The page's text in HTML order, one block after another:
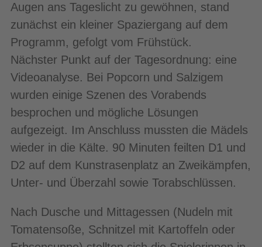
Augen ans Tageslicht zu gewöhnen, stand
zunächst ein kleiner Spaziergang auf dem
Programm, gefolgt vom Frühstück.
Nächster Punkt auf der Tagesordnung: eine
Videoanalyse. Bei Popcorn und Salzigem
wurden einige Szenen des Vorabends
besprochen und mögliche Lösungen
aufgezeigt. Im Anschluss mussten die Mädels
wieder in die Kälte. 90 Minuten feilten D1 und
D2 auf dem Kunstrasenplatz an Zweikämpfen,
Unter- und Überzahl sowie Torabschlüssen.
Nach Dusche und Mittagessen (Nudeln mit
Tomatensoße, Schnitzel mit Kartoffeln oder